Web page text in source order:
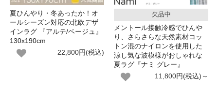
夏ひんやり・冬あったか！オ
ールシーズン対応の北欧デザ
インラグ 『アルテ/ベージュ』
130x190cm
22,800円(税込)
欠品中
メントール接触冷感でひんや
り、さらさらな天然素材コッ
トン混のナイロンを使用した
涼し気な波模様がおしゃれな
夏ラグ『ナミ グレー』
11,800円(税込)～